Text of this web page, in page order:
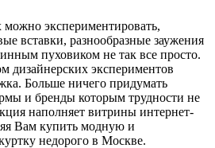
можно экспериментировать,
вставки, разнообразные заужения
пуховиком не так все просто.
дизайнерских экспериментов
Больше ничего придумать
и бренды которым трудности не
наполняет витрины интернет-
Вам купить модную и
недорого в Москве.